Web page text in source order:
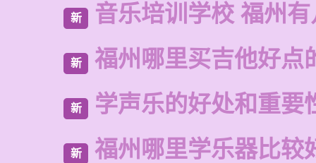
新 音乐培训学校 福州
新 福州哪里买吉他好点
新 学声乐的好处和重要
新 福州哪里学乐器比较